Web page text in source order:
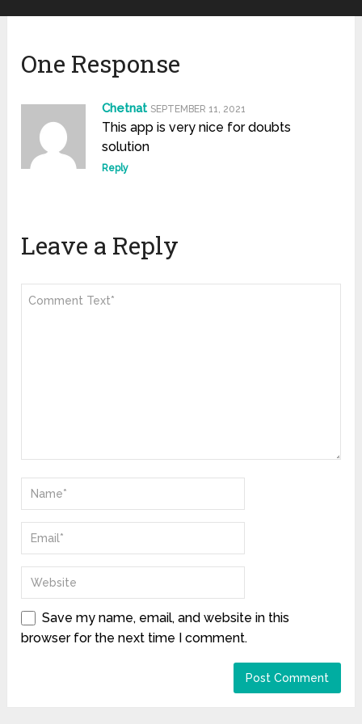
One Response
Chetnat SEPTEMBER 11, 2021
This app is very nice for doubts
solution
Reply
Leave a Reply
Save my name, email, and website in this
browser for the next time I comment.